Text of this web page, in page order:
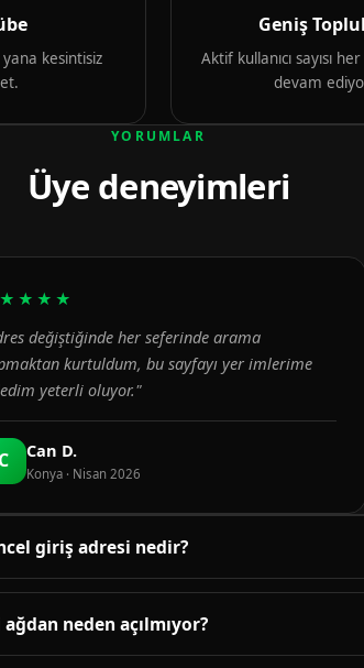
yana kesintisiz
Geniş
Aktif kullanıcı sayısı
devam
YORUMLAR
Üye deneyimleri
değiştiğinde her seferinde arama
kurtuldum, bu sayfayı yer imlerime
yeterli oluyor."
C Can D.
Konya · Nisan 2026
giriş adresi nedir?
sayfanın üst bölümündeki bağlantıda
değiştiğinde sayfa yenilenir.
neden açılmıyor?